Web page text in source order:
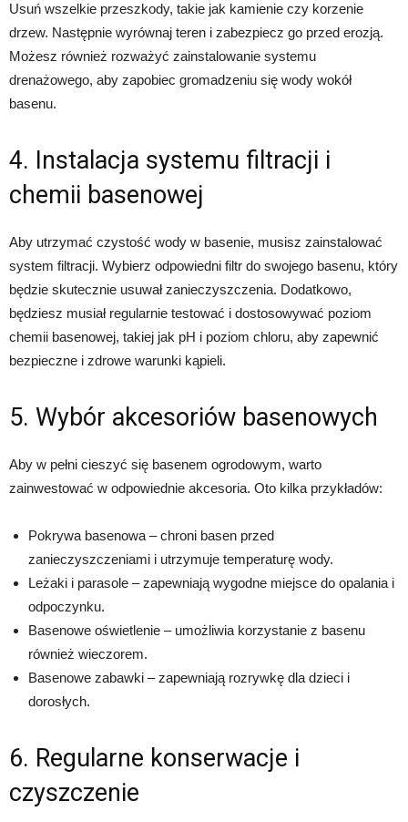
Usuń wszelkie przeszkody, takie jak kamienie czy korzenie
drzew. Następnie wyrównaj teren i zabezpiecz go przed erozją.
Możesz również rozważyć zainstalowanie systemu
drenażowego, aby zapobiec gromadzeniu się wody wokół
basenu.
4. Instalacja systemu filtracji i
chemii basenowej
Aby utrzymać czystość wody w basenie, musisz zainstalować
system filtracji. Wybierz odpowiedni filtr do swojego basenu, który
będzie skutecznie usuwał zanieczyszczenia. Dodatkowo,
będziesz musiał regularnie testować i dostosowywać poziom
chemii basenowej, takiej jak pH i poziom chloru, aby zapewnić
bezpieczne i zdrowe warunki kąpieli.
5. Wybór akcesoriów basenowych
Aby w pełni cieszyć się basenem ogrodowym, warto
zainwestować w odpowiednie akcesoria. Oto kilka przykładów:
Pokrywa basenowa – chroni basen przed
zanieczyszczeniami i utrzymuje temperaturę wody.
Leżaki i parasole – zapewniają wygodne miejsce do opalania i
odpoczynku.
Basenowe oświetlenie – umożliwia korzystanie z basenu
również wieczorem.
Basenowe zabawki – zapewniają rozrywkę dla dzieci i
dorosłych.
6. Regularne konserwacje i
czyszczenie